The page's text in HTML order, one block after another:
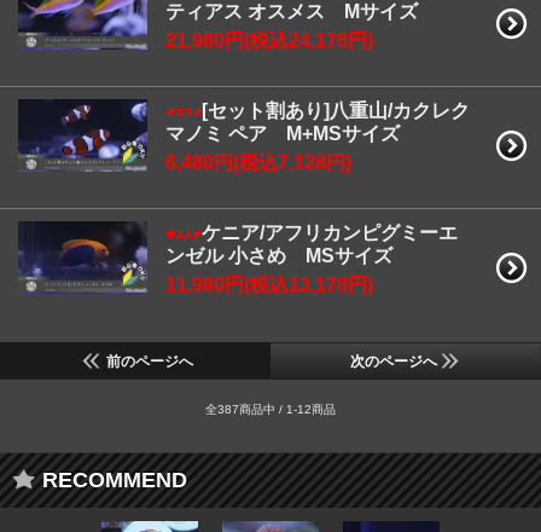
ティアス オスメス Mサイズ
21,980円(税込24,178円)
[セット割あり]八重山/カクレク
マノミ ペア M+MSサイズ
6,480円(税込7,128円)
ケニア/アフリカンピグミーエ
ンゼル 小さめ MSサイズ
11,980円(税込13,178円)
前のページへ 次のページへ
全387商品中 / 1-12商品
RECOMMEND